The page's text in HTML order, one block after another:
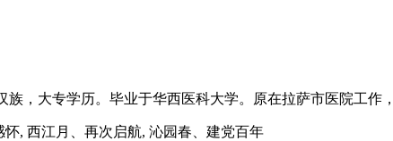
，大专学历。毕业于华西医科大学。原在拉萨市医院工作
, 西江月、再次启航, 沁园春、建党百年